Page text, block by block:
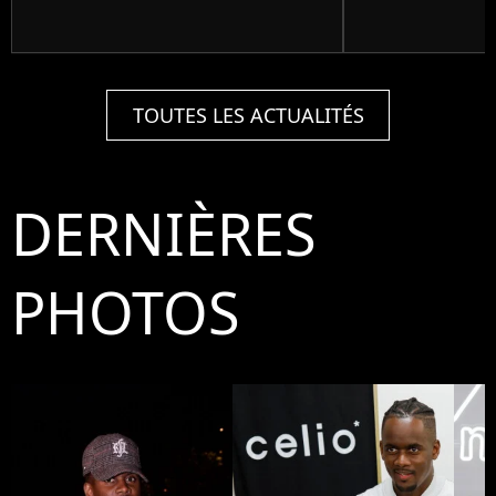
TOUTES LES ACTUALITÉS
DERNIÈRES
PHOTOS